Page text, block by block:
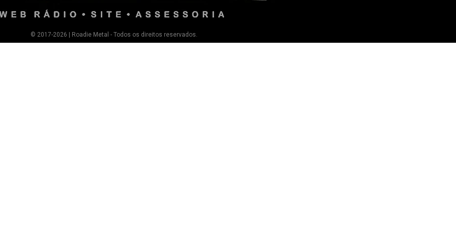
© 2017-2026 | Roadie Metal - Todos os direitos reservados.